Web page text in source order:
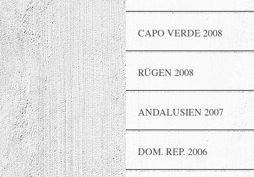
CAPO VERDE 2008
RÜGEN 2008
ANDALUSIEN 2007
DOM. REP. 2006